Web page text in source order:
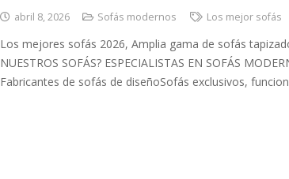
abril 8, 2026 Sofás modernos Los mejor sofás
Los mejores sofás 2026, Amplia gama de sofás
NUESTROS SOFÁS? ESPECIALISTAS EN SOFÁS
Fabricantes de sofás de diseñoSofás exclusivos,